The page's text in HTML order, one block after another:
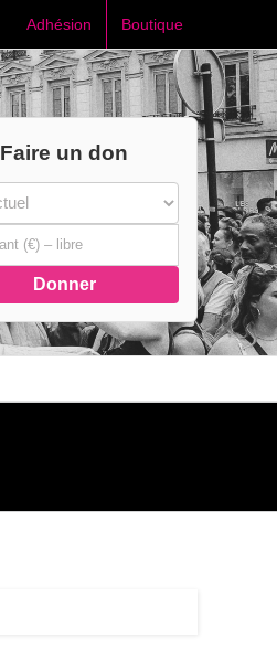
Adhésion Boutique
Faire un don
Donner